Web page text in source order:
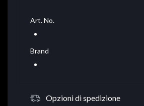
Art. No.
Brand
Opzioni di spedizione